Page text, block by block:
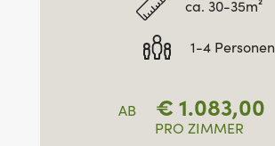
ca. 30-35m²
1-4 Personen
AB €1.083,00
PRO ZIMMER